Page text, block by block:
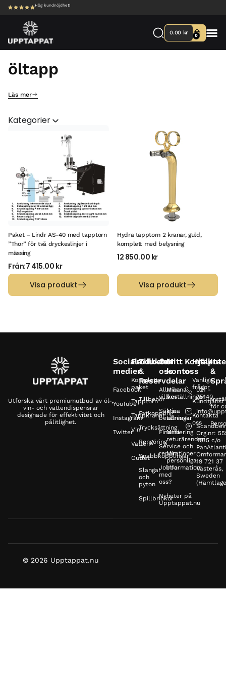
Hög kundnöjdhet!
0.00 kr 0
öltapp
Läs mer
Kategorier
Paket – Lindr AS-40 med tapptorn
”Thor” för två dryckeslinjer i
mässing
Från:7 415.00 kr
Visa produkt
Hydra tapptorn 2 kranar, guld,
komplett med belysning
12 850.00 kr
Visa produkt
Utforska vårt premiumutbud av öl-,
vin- och vattendispensrar
designade för effektivitet och
pålitlighet.
Sociala
medier
Facebook
YouTube
Instagram
Twitter
Produkter
Kompletta
paket
Tapptorn
Tappkranar
Vin
Vatten
Outlet
Tillbehör
&
Reservdelar
Tillbehör
Fatkoppling
Trycksättning
Rengöring
Snabbkopplingar
Slangar
och
pyton
Spillbrickor
Om
oss
Allmänna
villkor
Säkra
betalningar
Finansiering
Service och
reparationer
Jobba
med
oss?
Nyheter på
Upptappat.nu
Mitt
konto
Mina
beställningar
Mina
adresser
Mina
returärenden
Min
personliga
information
Kontakta
oss
021 -
75140
Scandbev
Org.nr:
4815 c/o
19 721 37
Västerås,
Sweden
Hjälp
Vanliga
frågor
Kundtjänst
Kontakta
oss
&
för
© 2026 Upptappat.nu